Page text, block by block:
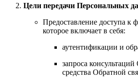
Цели передачи Персональных
Предоставление доступа к
которое включает в себя:
аутентификации и
запроса консультаций
средства Обратной